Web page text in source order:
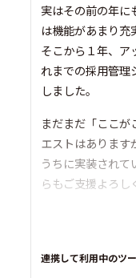
実はその前の年に
は機能があまり充
そこから１年、ア
れまでの採用管理
しました。
まだまだ「ここが
エストはあります
うちに実装されて
らもご支援よろし
連携して利用中のツ